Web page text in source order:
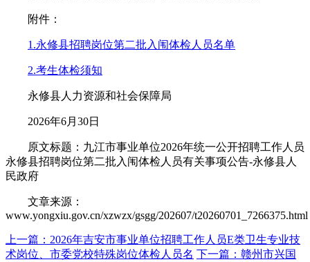
附件：
1.永修县招聘岗位第二批入闱体检人员名单
2.考生体检须知
永修县人力资源和社会保障局
2026年6月30日
原文标题：九江市事业单位2026年统一公开招聘工作人员
永修县招聘岗位第二批入闱体检人员有关事项公告-永修县人
民政府
文章来源：
www.yongxiu.gov.cn/xzwzx/gsgg/202607/t20260701_7266375.html
上一篇：2026年吉安市事业单位招聘工作人员E类卫生专业技
术岗位、市委党校特殊岗位体检人员名 下一篇：赣州市兴国